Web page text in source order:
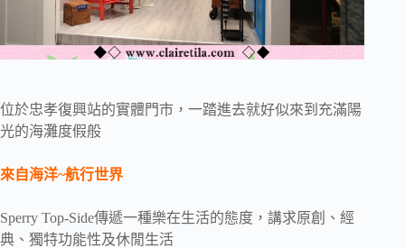
位於忠孝復興站的實體門市，一踏進去就好似來到充滿陽
光的海灘度假般
來自海洋~航行世界
Sperry Top-Side傳遞一種樂在生活的態度，講求原創、經
典、獨特功能性及休閒生活